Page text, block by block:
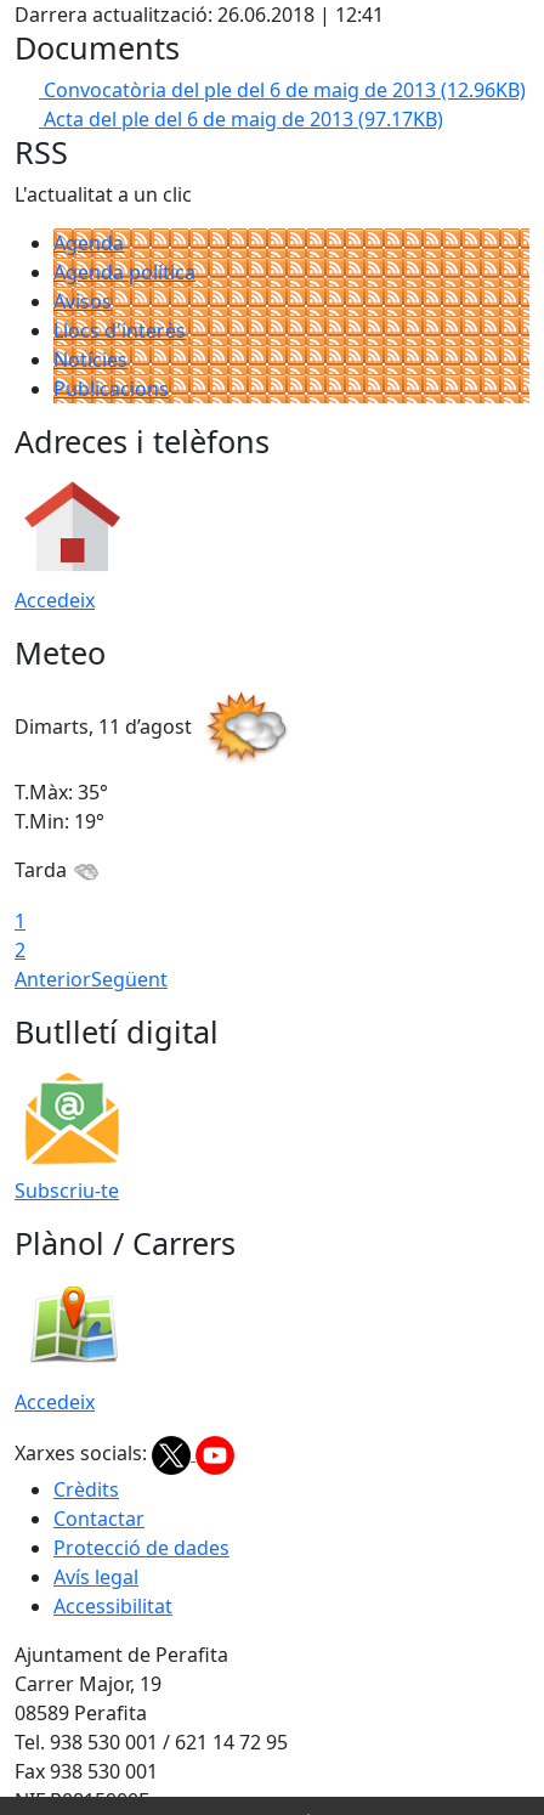
Darrera actualització: 26.06.2018 | 12:41
Documents
Convocatòria del ple del 6 de maig de 2013(12.96KB)
Acta del ple del 6 de maig de 2013(97.17KB)
RSS
L'actualitat a un clic
Agenda
Agenda política
Avisos
Llocs d'interès
Notícies
Publicacions
Adreces i telèfons
Accedeix
Meteo
Dimarts, 11 d’agost
T.Màx: 35°
T.Min: 19°
Tarda
1
2
AnteriorSegüent
Butlletí digital
Subscriu-te
Plànol / Carrers
Accedeix
Xarxes socials:
Crèdits
Contactar
Protecció de dades
Avís legal
Accessibilitat
Ajuntament de Perafita
Carrer Major, 19
08589 Perafita
Tel. 938 530 001 / 621 14 72 95
Fax 938 530 001
NIF P0815900F